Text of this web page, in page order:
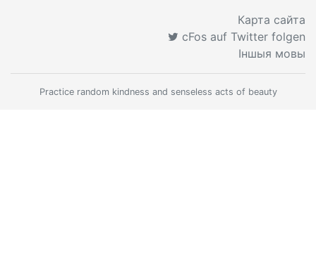
Карта сайта
cFos auf Twitter folgen
Іншыя мовы
Practice random kindness and senseless acts of beauty